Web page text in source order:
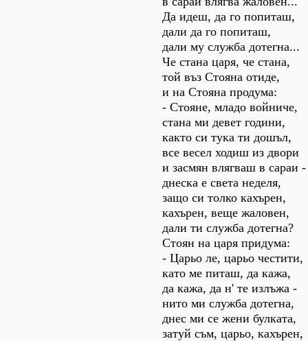
Да идеш, да го попиташ,
дали да го попиташ,
дали му служба дотегна...
Че стана царя, че стана,
той въз Стояна отиде,
и на Стояна продума:
- Стояне, младо войниче,
стана ми девет години,
както си тука ти дошъл,
все весел ходиш из двори
и засмян влягваш в сараи -
днеска е света неделя,
защо си толко кахърен,
кахърен, веще жаловен,
дали ти служба дотегна?
Стоян на царя придума:
- Царьо ле, царьо честити,
като ме питаш, да кажа,
да кажа, да н' те излъжа -
нито ми служба дотегна,
днес ми се жени булката,
затуй съм, царьо, кахърен,